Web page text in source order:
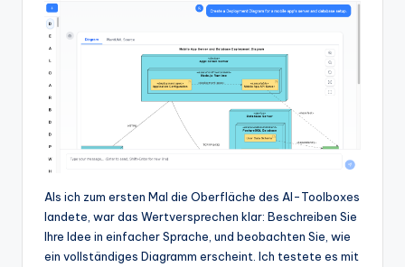
Als ich zum ersten Mal die Oberfläche des AI-Toolboxes
landete, war das Wertversprechen klar: Beschreiben Sie
Ihre Idee in einfacher Sprache, und beobachten Sie, wie
ein vollständiges Diagramm erscheint. Ich testete es mit